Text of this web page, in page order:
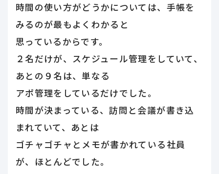
時間の使い方がどうかについては、手帳を
みるのが最もよくわかると
思っているからです。
２名だけが、スケジュール管理をしていて、
あとの９名は、単なる
アポ管理をしているだけでした。
時間が決まっている、訪問と会議が書き込
まれていて、あとは
ゴチャゴチャとメモが書かれている社員
が、ほとんどでした。